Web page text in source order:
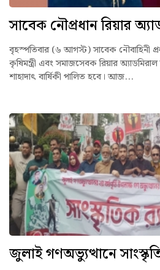
সাবেক নৌপ্রধান রিয়ার
বৃহস্পতিবার (৬ আগস্ট) সাবেক নৌবাহিনী
কৃষিমন্ত্রী এবং সমাজসেবক রিয়ার
শাহাদাৎ বার্ষিকী পালিত হবে। আজ...
জুলাই গণঅভ্যুত্থানে